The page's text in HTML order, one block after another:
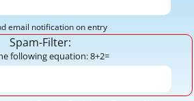
email notification on entry
Spam-Filter:
following equation: 8+2=